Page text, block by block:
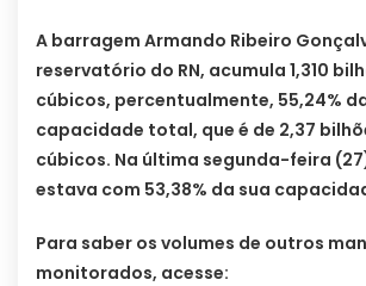
A barragem Armando Ribeiro
reservatório do RN, acumula 1,310
cúbicos, percentualmente, 55,24%
capacidade total, que é de 2,37
cúbicos. Na última segunda-feira
estava com 53,38% da sua
Para saber os volumes de outros
monitorados, acesse: